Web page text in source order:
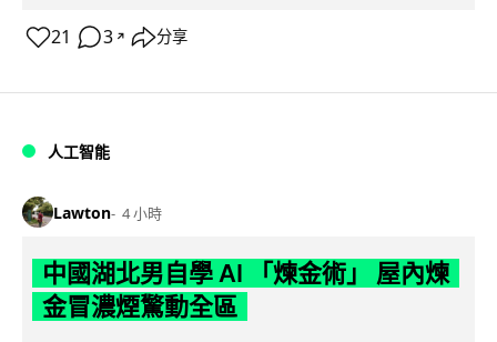
21 3 ↗ 分享
人工智能
Lawton 4 小時
中國湖北男自學 AI 「煉金術」 屋內煉
金冒濃煙驚動全區